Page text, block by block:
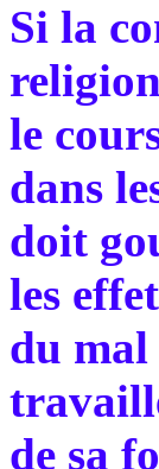
Si la
le
dans
doit
les
du mal
de sa